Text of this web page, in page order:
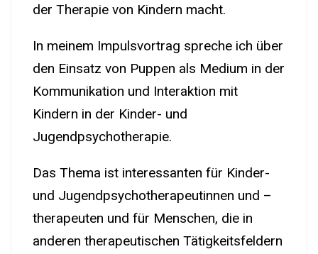
der Therapie von Kindern macht.
In meinem Impulsvortrag spreche ich über
den Einsatz von Puppen als Medium in der
Kommunikation und Interaktion mit
Kindern in der Kinder- und
Jugendpsychotherapie.
Das Thema ist interessanten für Kinder-
und Jugendpsychotherapeutinnen und –
therapeuten und für Menschen, die in
anderen therapeutischen Tätigkeitsfeldern